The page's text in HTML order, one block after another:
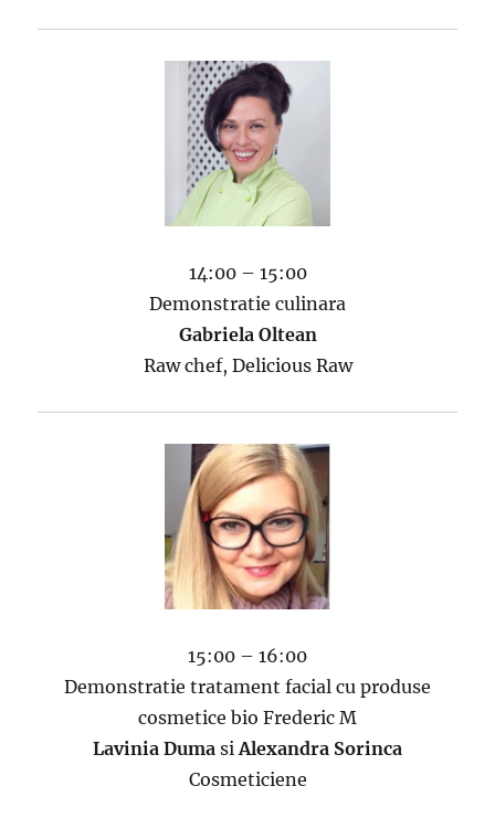
14:00 – 15:00
Demonstratie culinara
Gabriela Oltean
Raw chef, Delicious Raw
15:00 – 16:00
Demonstratie tratament facial cu produse
cosmetice bio Frederic M
Lavinia Duma si Alexandra Sorinca
Cosmeticiene